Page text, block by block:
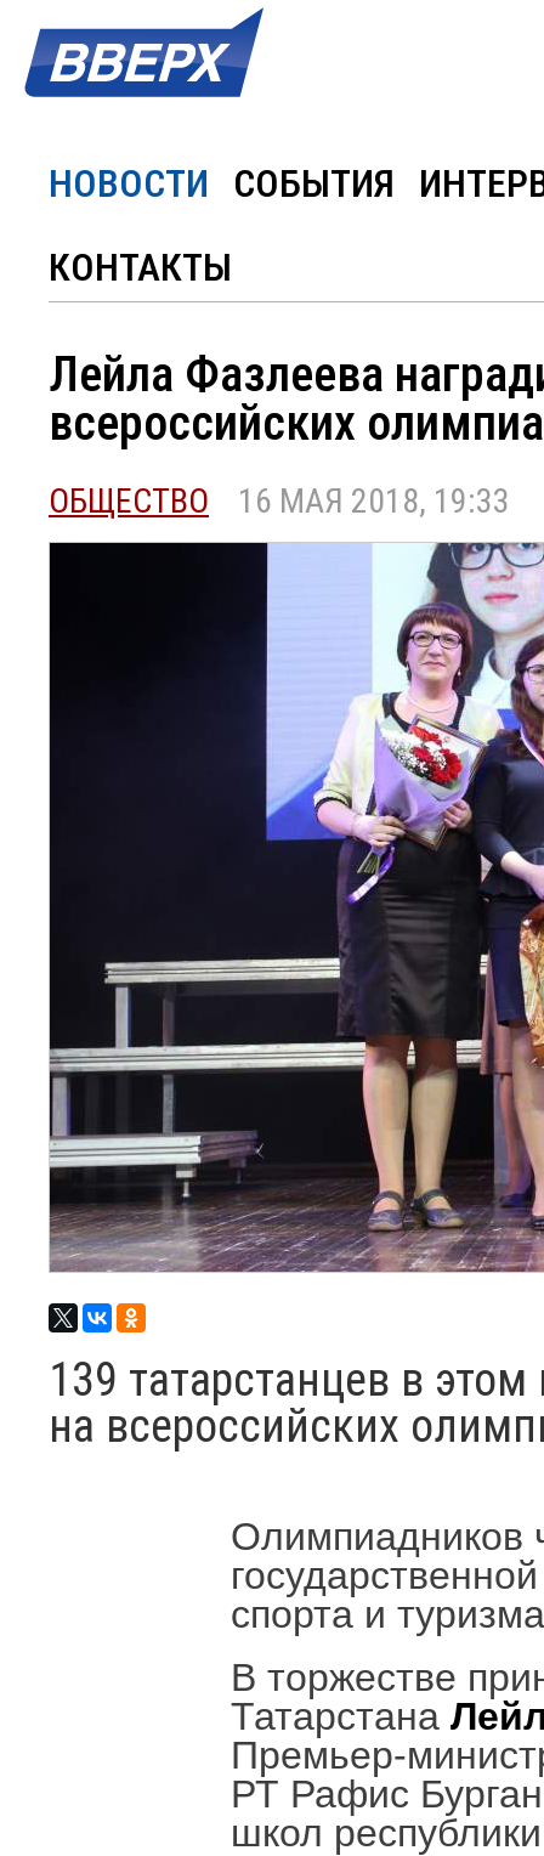
НОВОСТИ СОБЫТИЯ
КОНТАКТЫ
Лейла Фазлеева
всероссийских
ОБЩЕСТВО 16 МАЯ 2018, 19:33
139 татарстанцев в
на всероссийских
Олимпиадников
спорта и
В торжестве
Татарстана
Премьер-
РТ Рафис
школ